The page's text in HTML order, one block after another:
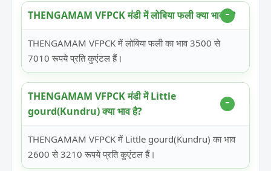
THENGAMAM VFPCK मंडी में लोबिया फली क्या भाव है?
THENGAMAM VFPCK में लोबिया फली का भाव 3500 से
7010 रूपये प्रति कुएंटल हैं।
THENGAMAM VFPCK मंडी में Little
gourd(Kundru) क्या भाव है?
THENGAMAM VFPCK में Little gourd(Kundru) का भाव
2600 से 3210 रूपये प्रति कुएंटल हैं।